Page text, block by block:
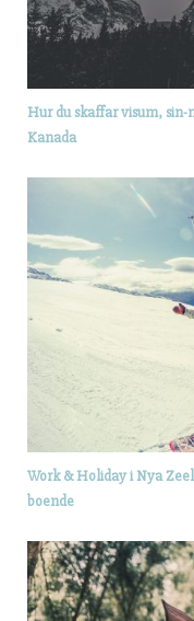
Hur du skaffar visum,
Kanada
Work & Holiday i Nya
boende